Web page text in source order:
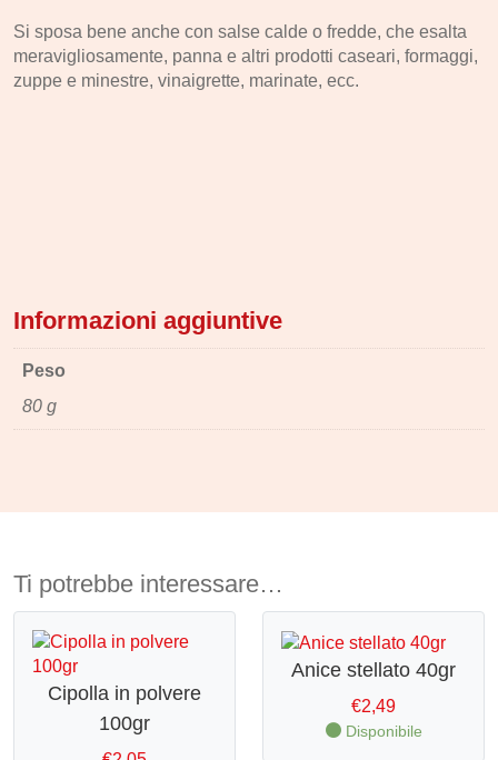
Si sposa bene anche con salse calde o fredde, che esalta
meravigliosamente, panna e altri prodotti caseari, formaggi,
zuppe e minestre, vinaigrette, marinate, ecc.
Informazioni aggiuntive
Peso
80 g
Ti potrebbe interessare…
Cipolla in polvere
100gr
Anice stellato 40gr
€2,49
Disponibile